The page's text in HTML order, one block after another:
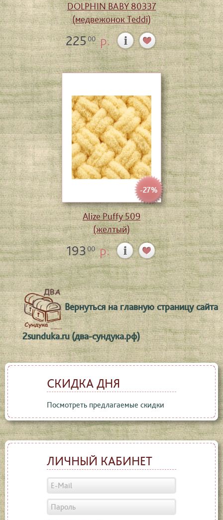
DOLPHIN BABY 80337
(медвежонок Teddi)
22500р.
-27%
Alize Puffy 509
(желтый)
19300р.
Вернуться на главную страницу сайта
2sunduka.ru (два-сундука.рф)
СКИДКА ДНЯ
Посмотреть предлагаемые скидки
ЛИЧНЫЙ КАБИНЕТ